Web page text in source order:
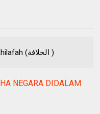
Perbedaan Imarah (الإمارة ) dan Khilafah (الخلافة )
NEGARA DIDALAM